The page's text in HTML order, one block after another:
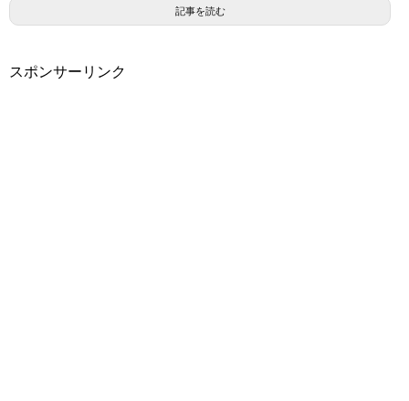
記事を読む
スポンサーリンク